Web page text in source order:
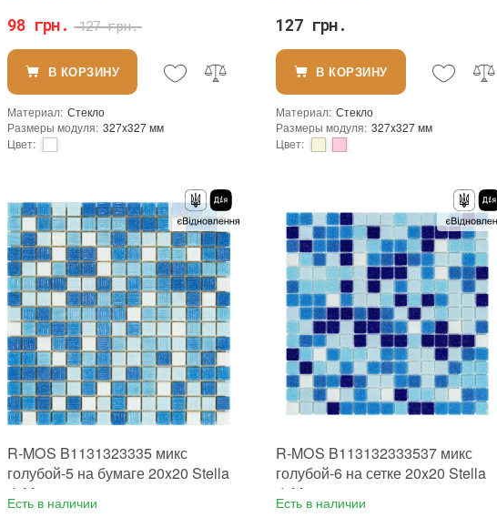
98 грн.127 грн.
В КОРЗИНУ
Материал: Стекло
Размеры модуля: 327x327 мм
Цвет:
Основа: Сетка
Назначение:
В интерьере, Для бани, Для бассейна, Для ванной комнаты и туалета, Для гостинной, Для душевой, Для кухни, Для спальни, Для фартука, Для фасада, Для хамама
Размеры чипа: 20x20 мм
Толщина чипа: 4 мм
Площадь модуля: 0,107 м²
Страна производителя: Китай
Бренд
Stella di Mare
Тип поверхности
Матовая
127 грн.
В КОРЗИНУ
Материал: Стекло
Размеры модуля: 327x327 мм
Цвет:
Назначение:
В интерьере, Для бани, Для бассейна, Для ванной комнаты и туалета, Для гостинной, Для душевой, Для кухни, Для спальни, Для фартука, Для фасада, Для хамама
Размеры чипа: 20x20 мм
Толщина чипа: 4 мм
Площадь модуля: 0,107 м²
Страна производителя: Китай
Бренд: Stella di Mare
Тип поверхности: Матовая
R-MOS B1131323335 микс
голубой-5 на бумаге 20x20 Stella
di Mare
Есть в наличии
R-MOS B113132333537 микс
голубой-6 на сетке 20x20 Stella
di Mare
Есть в наличии